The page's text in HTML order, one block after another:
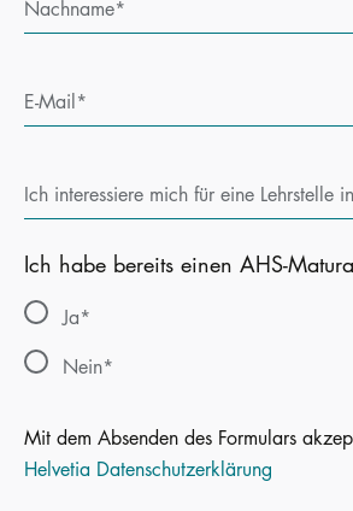
Nachname
E-Mail
Ich interessiere mich für eine Lehrstelle
Ich habe bereits einen AHS-
Ja
Nein
Mit dem Absenden des Formulars
Helvetia Datenschutzerklärung